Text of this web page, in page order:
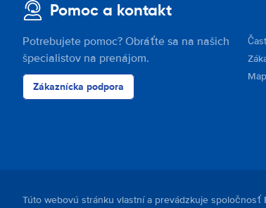
Pomoc a kontakt
Potrebujete pomoc? Obráťte sa na našich
špecialistov na prenájom.
Zákaznícka podpora
Túto webovú stránku vlastní a prevádzkuje spoločnosť